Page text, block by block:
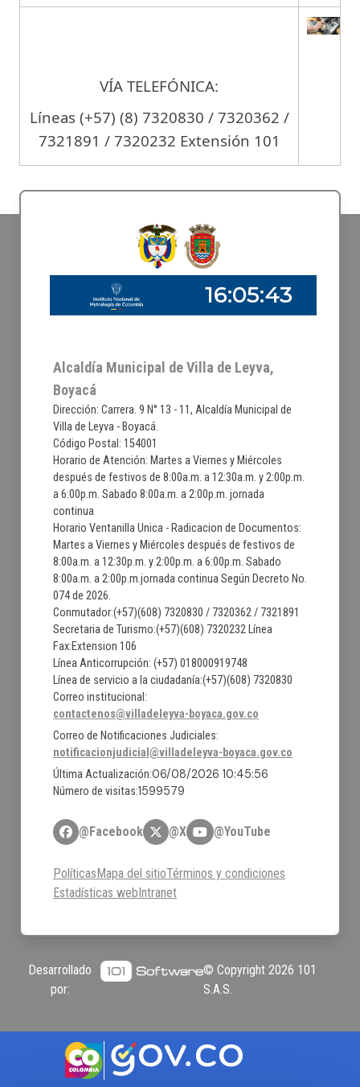
VÍA TELEFÓNICA:
Líneas (+57) (8) 7320830 / 7320362 /
7321891 / 7320232 Extensión 101
Alcaldía Municipal de Villa de Leyva,
Boyacá
Dirección: Carrera. 9 N° 13 - 11, Alcaldía Municipal de
Villa de Leyva - Boyacá.
Código Postal: 154001
Horario de Atención: Martes a Viernes y Miércoles
después de festivos de 8:00a.m. a 12:30a.m. y 2:00p.m.
a 6:00p.m. Sabado 8:00a.m. a 2:00p.m. jornada
continua
Horario Ventanilla Unica - Radicacion de Documentos:
Martes a Viernes y Miércoles después de festivos de
8:00a.m. a 12:30p.m. y 2:00p.m. a 6:00p.m. Sabado
8:00a.m. a 2:00p.m.jornada continua Según Decreto No.
074 de 2026.
Conmutador:(+57)(608) 7320830 / 7320362 / 7321891
Secretaria de Turismo:(+57)(608) 7320232 Línea
Fax:Extension 106
Línea Anticorrupción: (+57) 018000919748
Línea de servicio a la ciudadanía:(+57)(608) 7320830
Correo institucional:
contactenos@villadeleyva-boyaca.gov.co
Correo de Notificaciones Judiciales:
notificacionjudicial@villadeleyva-boyaca.gov.co
Última Actualización:06/08/2026 10:45:56
Número de visitas:1599579
@Facebook @X @YouTube
PolíticasMapa del sitioTérminos y condiciones
Estadísticas webIntranet
Desarrollado
por:
© Copyright2026 101
S.A.S.